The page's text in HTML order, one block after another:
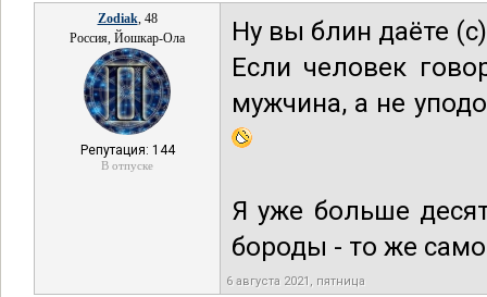
Zodiak, 48
Россия, Йошкар-Ола
Репутация: 144
В отпуске
Ну вы блин даёте (с)
Если человек
мужчина, а не
Я уже больше
бороды - то же
6 августа 2021, пятница